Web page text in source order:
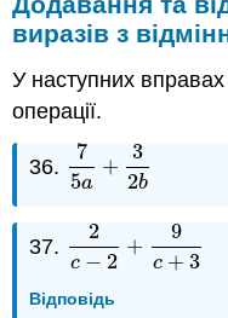
виразів з
У наступних вправах
операції.
36.
7
5a
+
3
2b
75a +32b
37.
2
c − 2
+
9
c + 3
2c−2+9c +3
Відповідь